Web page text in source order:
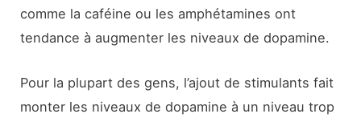
comme la caféine ou les amphétamines ont
tendance à augmenter les niveaux de dopamine.
Pour la plupart des gens, l’ajout de stimulants fait
monter les niveaux de dopamine à un niveau trop